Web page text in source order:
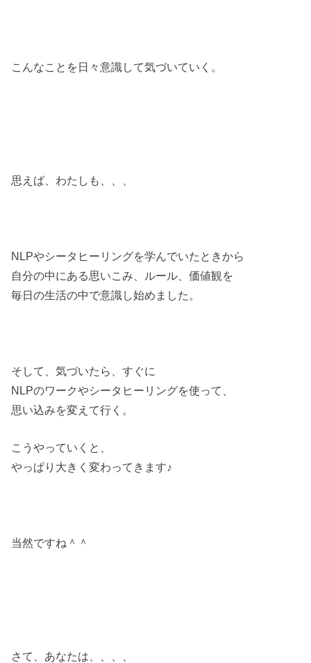
こんなことを日々意識して気づいていく。
思えば、わたしも、、、
NLPやシータヒーリングを学んでいたときから
自分の中にある思いこみ、ルール、価値観を
毎日の生活の中で意識し始めました。
そして、気づいたら、すぐに
NLPのワークやシータヒーリングを使って、
思い込みを変えて行く。
こうやっていくと、
やっぱり大きく変わってきます♪
当然ですね＾＾
さて、あなたは、、、、